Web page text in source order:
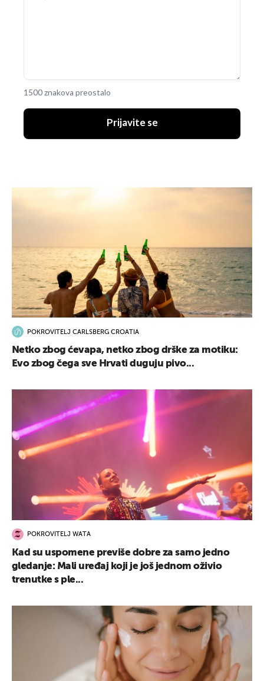
1500 znakova preostalo
Prijavite se
POKROVITELJ CARLSBERG CROATIA
Netko zbog ćevapa, netko zbog drške za motiku:
Evo zbog čega sve Hrvati duguju pivo...
POKROVITELJ WATA
Kad su uspomene previše dobre za samo jedno
gledanje: Mali uređaj koji je još jednom oživio
trenutke s ple...